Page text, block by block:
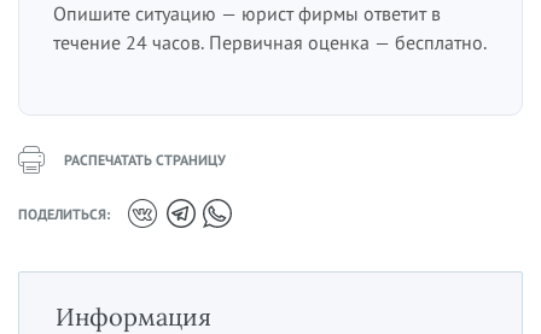
Опишите ситуацию — юрист фирмы ответит в
течение 24 часов. Первичная оценка — бесплатно.
РАСПЕЧАТАТЬ СТРАНИЦУ
ПОДЕЛИТЬСЯ:
Информация